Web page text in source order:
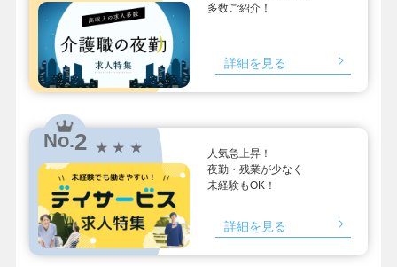
多数ご紹介！
詳細を見る
No.2 ★ ★ ★
人気急上昇！
夜勤・残業が少なく
未経験もOK！
詳細を見る